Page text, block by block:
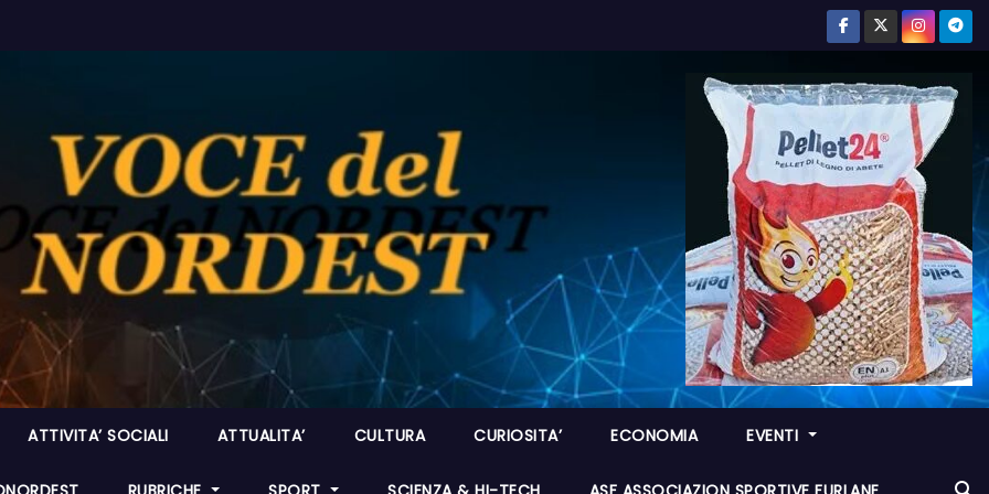
ATTIVITA’ SOCIALI ATTUALITA’ CULTURA CURIOSITA’ ECONOMIA EVENTI